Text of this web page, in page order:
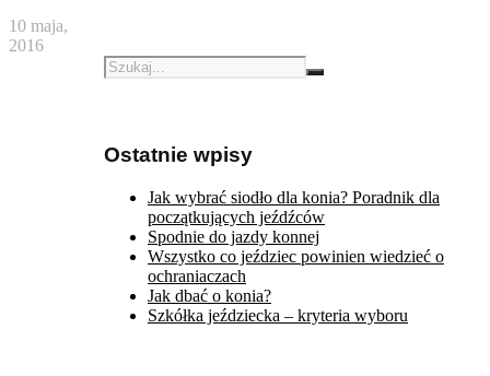
10 maja,
2016
Ostatnie wpisy
Jak wybrać siodło dla konia? Poradnik dla
początkujących jeźdźców
Spodnie do jazdy konnej
Wszystko co jeździec powinien wiedzieć o
ochraniaczach
Jak dbać o konia?
Szkółka jeździecka – kryteria wyboru